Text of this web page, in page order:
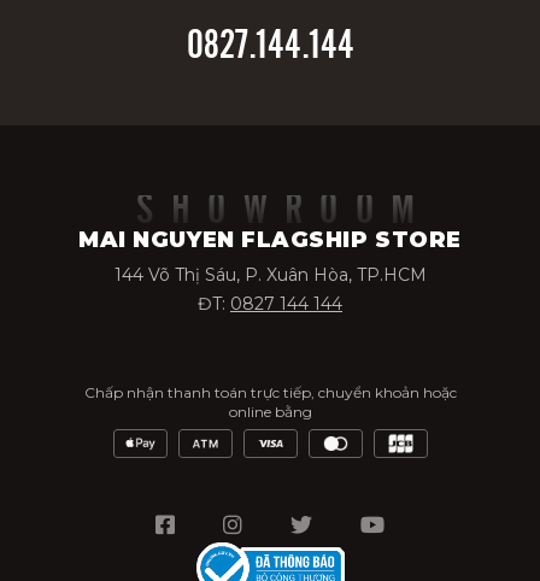
0827.144.144
SHOWROOM
MAI NGUYEN FLAGSHIP STORE
144 Võ Thị Sáu, P. Xuân Hòa, TP.HCM
ĐT: 0827 144 144
Chấp nhận thanh toán trực tiếp, chuyển khoản hoặc
online bằng